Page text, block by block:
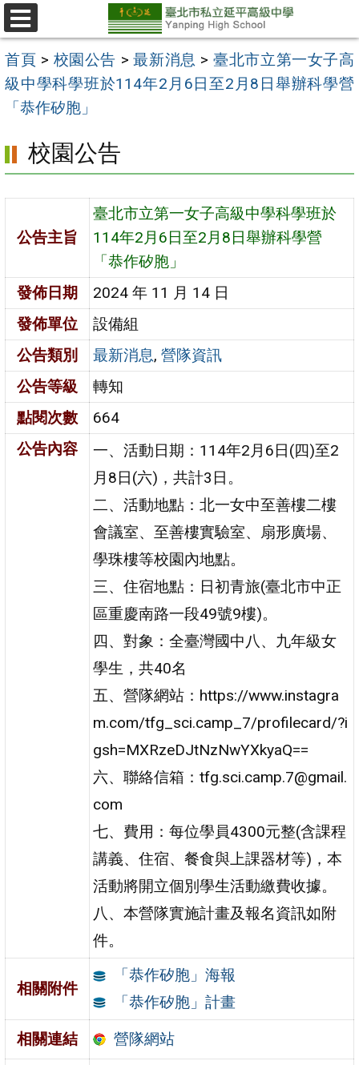
跳
至
主
要
內
選
單
首頁 > 校園公告 >最新消息 > 臺北市立第一女子高
級中學科學班於114年2月6日至2月8日舉辦科學營
「恭作矽胞」
校園公告
公告主旨
臺北市立第一女子高級中學科學班於
114年2月6日至2月8日舉辦科學營
「恭作矽胞」
發佈日期
2024 年 11 月 14 日
發佈單位
設備組
公告類別
最新消息,營隊資訊
公告等級
轉知
點閱次數
664
公告內容
一、活動日期：114年2月6日(四)至2
月8日(六)，共計3日。
二、活動地點：北一女中至善樓二樓
會議室、至善樓實驗室、扇形廣場、
學珠樓等校園內地點。
三、住宿地點：日初青旅(臺北市中正
區重慶南路一段49號9樓)。
四、對象：全臺灣國中八、九年級女
學生，共40名
五、營隊網站：https://www.instagra
m.com/tfg_sci.camp_7/profilecard/?i
gsh=MXRzeDJtNzNwYXkyaQ==
六、聯絡信箱：tfg.sci.camp.7@gmail.
com
七、費用：每位學員4300元整(含課程
講義、住宿、餐食與上課器材等)，本
活動將開立個別學生活動繳費收據。
八、本營隊實施計畫及報名資訊如附
件。
相關附件
「恭作矽胞」海報
「恭作矽胞」計畫
相關連結
營隊網站